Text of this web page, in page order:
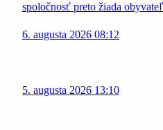
spoločnosť preto žiada
6. augusta 2026 08:12
5. augusta 2026 13:10